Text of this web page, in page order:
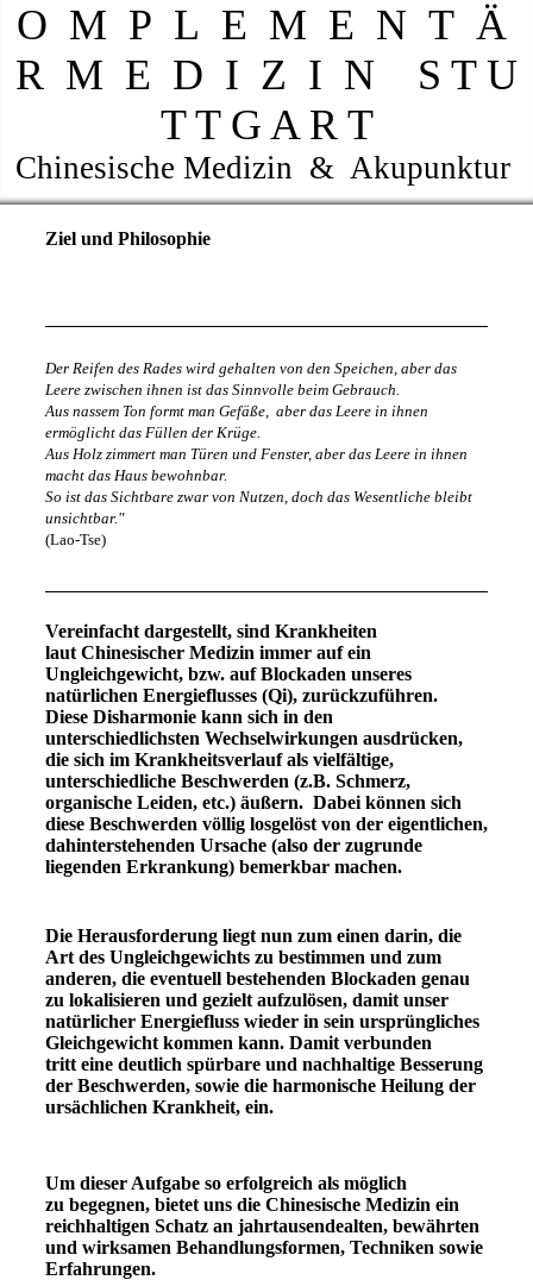
O M P L E M E N T Ä
R M E D I Z I N S T U
T T G A R T
Chinesische Medizin & Akupunktur
Ziel und Philosophie
Der Reifen des Rades wird gehalten von den Speichen, aber das
Leere zwischen ihnen ist das Sinnvolle beim Gebrauch.
Aus nassem Ton formt man Gefäße, aber das Leere in ihnen
ermöglicht das Füllen der Krüge.
Aus Holz zimmert man Türen und Fenster, aber das Leere in ihnen
macht das Haus bewohnbar.
So ist das Sichtbare zwar von Nutzen, doch das Wesentliche bleibt
unsichtbar."
(Lao-Tse)
Vereinfacht dargestellt, sind Krankheiten
laut Chinesischer Medizin immer auf ein
Ungleichgewicht, bzw. auf Blockaden unseres
natürlichen Energieflusses (Qi), zurückzuführen.
Diese Disharmonie kann sich in den
unterschiedlichsten Wechselwirkungen ausdrücken,
die sich im Krankheitsverlauf als vielfältige,
unterschiedliche Beschwerden (z.B. Schmerz,
organische Leiden, etc.) äußern. Dabei können sich
diese Beschwerden völlig losgelöst von der eigentlichen,
dahinterstehenden Ursache (also der zugrunde
liegenden Erkrankung) bemerkbar machen.
Die Herausforderung liegt nun zum einen darin, die
Art des Ungleichgewichts zu bestimmen und zum
anderen, die eventuell bestehenden Blockaden genau
zu lokalisieren und gezielt aufzulösen, damit unser
natürlicher Energiefluss wieder in sein ursprüngliches
Gleichgewicht kommen kann. Damit verbunden
tritt eine deutlich spürbare und nachhaltige Besserung
der Beschwerden, sowie die harmonische Heilung der
ursächlichen Krankheit, ein.
Um dieser Aufgabe so erfolgreich als möglich
zu begegnen, bietet uns die Chinesische Medizin ein
reichhaltigen Schatz an jahrtausendealten, bewährten
und wirksamen Behandlungsformen, Techniken sowie
Erfahrungen.